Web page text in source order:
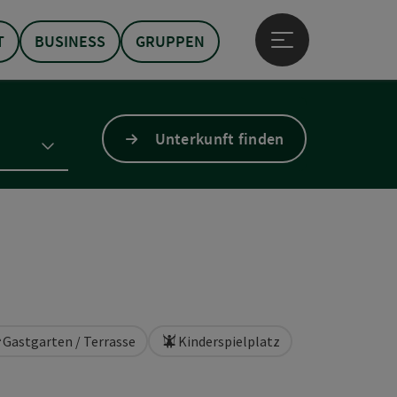
BUSINESS GRUPPEN
Hauptmenü öffnen
Unterkunft finden
Gastgarten / Terrasse Kinderspielplatz